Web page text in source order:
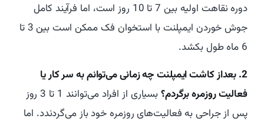
دوره نقاهت اولیه بین 7 تا 10 روز است، اما فرآیند کامل
جوش خوردن ایمپلنت با استخوان فک ممکن است بین 3 تا
6 ماه طول بکشد.
2. بعداز کاشت ایمپلنت چه زمانی می‌توانم به سر کار یا
فعالیت روزمره برگردم؟
بسیاری از افراد می‌توانند 1 تا 3 روز
پس از جراحی به فعالیت‌های روزمره خود باز می‌گردندد. اما